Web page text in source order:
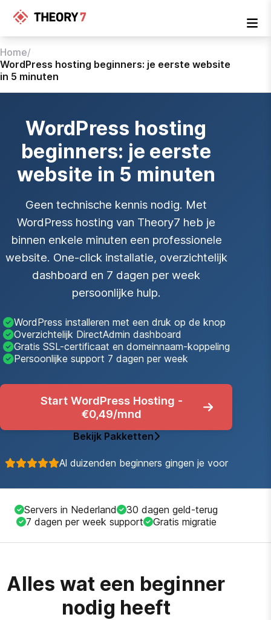
Home/
WordPress hosting beginners: je eerste website
in 5 minuten
WordPress hosting
beginners: je eerste
website in 5 minuten
Geen technische kennis nodig. Met
WordPress hosting van Theory7 heb je
binnen enkele minuten een professionele
website. One-click installatie, overzichtelijk
dashboard en 7 dagen per week
persoonlijke hulp.
WordPress installeren met een druk op de knop
Overzichtelijk DirectAdmin dashboard
Gratis SSL-certificaat en domeinnaam-koppeling
Persoonlijke support 7 dagen per week
Start WordPress Hosting -
€0,49/mnd
Bekijk Pakketten
Al duizenden beginners gingen je voor
Servers in Nederland
30 dagen geld-terug
7 dagen per week support
Gratis migratie
Alles wat een beginner
nodig heeft